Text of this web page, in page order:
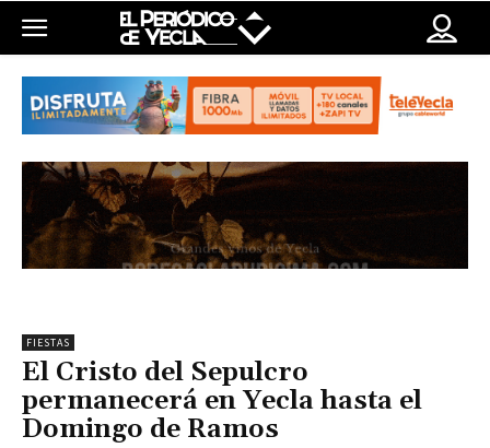
FIESTAS
El Cristo del Sepulcro
permanecerá en Yecla hasta el
Domingo de Ramos